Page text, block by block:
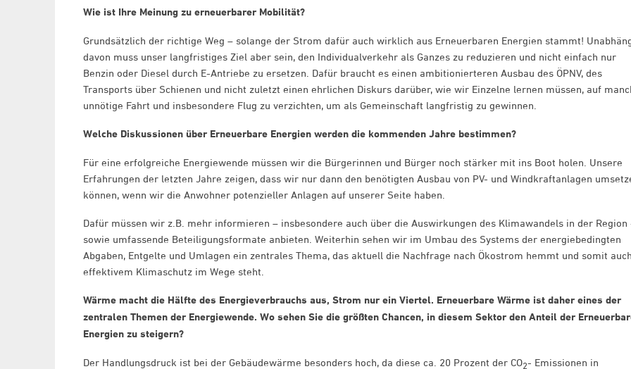
Wie ist Ihre Meinung zu erneuerbarer Mobilität?
Grundsätzlich der richtige Weg – solange der Strom dafür auch wirklich aus Erneuerbaren Energien stammt!
davon muss unser langfristiges Ziel aber sein, den Individualverkehr als Ganzes zu reduzieren und nicht einfach nur
Benzin oder Diesel durch E-Antriebe zu ersetzen. Dafür braucht es einen ambitionierteren Ausbau des ÖPNV, des
Transports über Schienen und nicht zuletzt einen ehrlichen Diskurs darüber, wie wir Einzelne lernen müssen, auf
unnötige Fahrt und insbesondere Flug zu verzichten, um als Gemeinschaft langfristig zu gewinnen.
Welche Diskussionen über Erneuerbare Energien werden die kommenden Jahre bestimmen?
Für eine erfolgreiche Energiewende müssen wir die Bürgerinnen und Bürger noch stärker mit ins Boot holen. Unsere
Erfahrungen der letzten Jahre zeigen, dass wir nur dann den benötigten Ausbau von PV- und Windkraftanlagen
können, wenn wir die Anwohner potenzieller Anlagen auf unserer Seite haben.
Dafür müssen wir z.B. mehr informieren – insbesondere auch über die Auswirkungen des Klimawandels in der Region
sowie umfassende Beteiligungsformate anbieten. Weiterhin sehen wir im Umbau des Systems der energiebedingten
Abgaben, Entgelte und Umlagen ein zentrales Thema, das aktuell die Nachfrage nach Ökostrom hemmt und somit auch
effektivem Klimaschutz im Wege steht.
Wärme macht die Hälfte des Energieverbrauchs aus, Strom nur ein Viertel. Erneuerbare Wärme ist daher eines der
zentralen Themen der Energiewende. Wo sehen Sie die größten Chancen, in diesem Sektor den Anteil der
Energien zu steigern?
Der Handlungsdruck ist bei der Gebäudewärme besonders hoch, da diese ca. 20 Prozent der CO2- Emissionen in